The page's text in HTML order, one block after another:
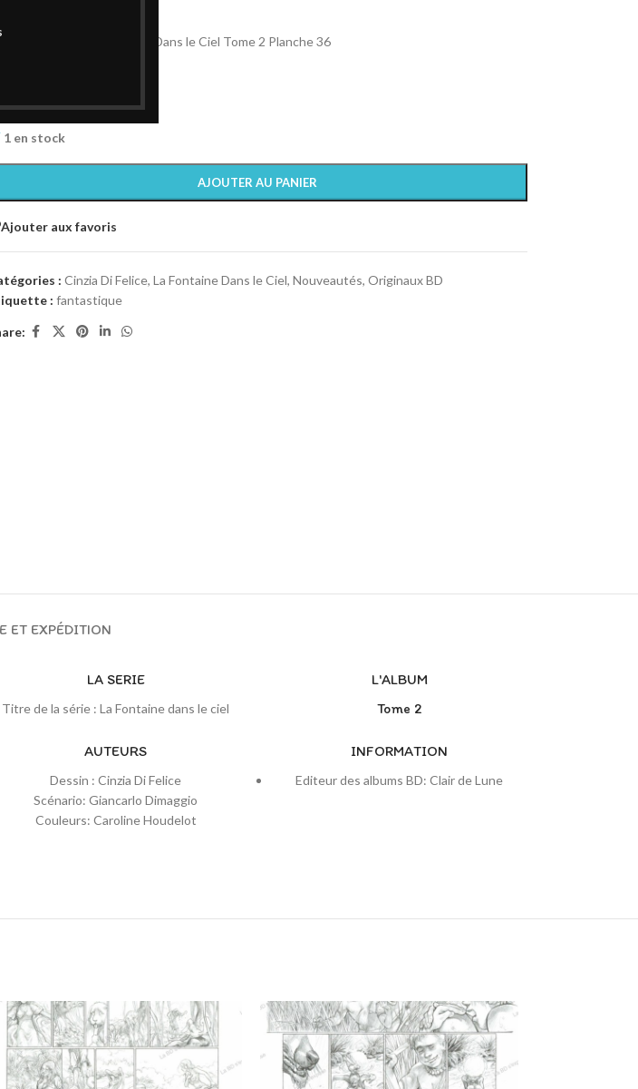
originale La Fontaine Dans le Ciel Tome 2 Planche 36
1 en stock
AJOUTER AU PANIER
Ajouter aux favoris
: Cinzia Di Felice, La Fontaine Dans le Ciel, Nouveautés, Originaux BD
: fantastique
ET EXPÉDITION
LA SERIE
Titre de la série : La Fontaine dans le ciel
L'ALBUM
Tome 2
AUTEURS
Dessin : Cinzia Di Felice
Scénario: Giancarlo Dimaggio
Couleurs: Caroline Houdelot
INFORMATION
Editeur des albums BD: Clair de Lune